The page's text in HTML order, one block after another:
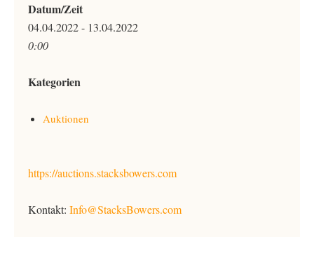
Datum/Zeit
04.04.2022 - 13.04.2022
0:00
Kategorien
Auktionen
https://auctions.stacksbowers.com
Kontakt: Info@StacksBowers.com